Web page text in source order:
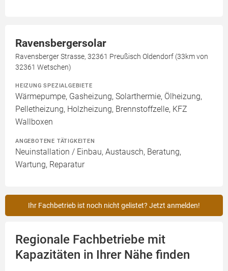
Ravensbergersolar
Ravensberger Strasse, 32361 Preußisch Oldendorf (33km von
32361 Wetschen)
HEIZUNG SPEZIALGEBIETE
Wärmepumpe, Gasheizung, Solarthermie, Ölheizung,
Pelletheizung, Holzheizung, Brennstoffzelle, KFZ
Wallboxen
ANGEBOTENE TÄTIGKEITEN
Neuinstallation / Einbau, Austausch, Beratung,
Wartung, Reparatur
Ihr Fachbetrieb ist noch nicht gelistet? Jetzt anmelden!
Regionale Fachbetriebe mit
Kapazitäten in Ihrer Nähe finden